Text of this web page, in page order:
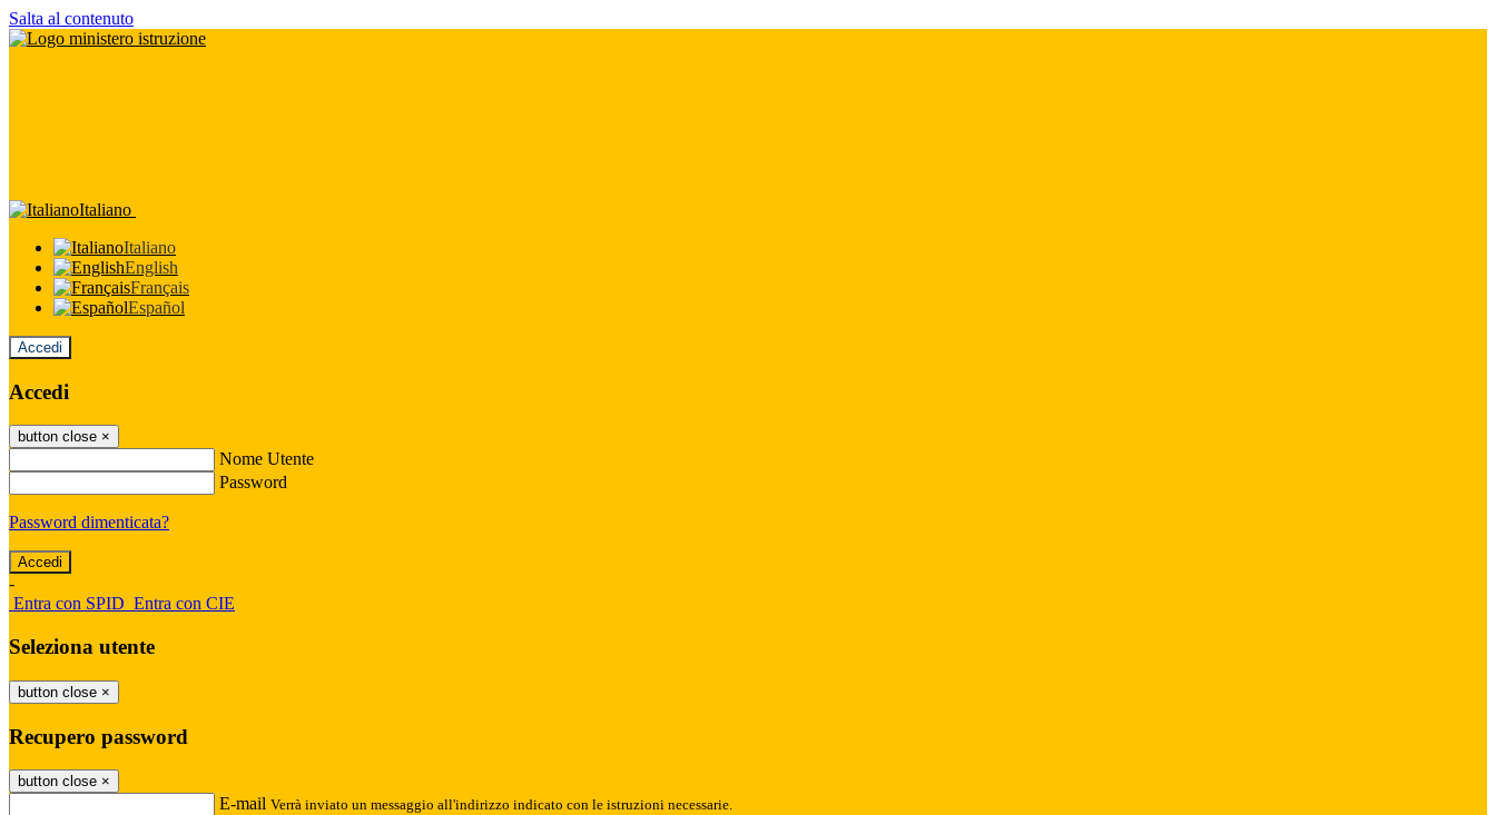
Salta al contenuto
Italiano
Italiano
English
Français
Español
Accedi
Accedi
button close ×
Nome Utente
Password
Password dimenticata?
-
Entra con SPID Entra con CIE
Seleziona utente
button close ×
Recupero password
button close ×
E-mail Verrà inviato un messaggio all'indirizzo indicato con le istruzioni necessarie.